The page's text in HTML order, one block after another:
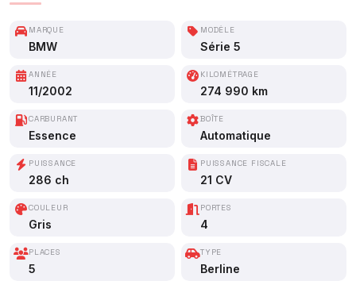
MARQUE
BMW
MODÈLE
Série 5
ANNÉE
11/2002
KILOMÉTRAGE
274 990 km
CARBURANT
Essence
BOÎTE
Automatique
PUISSANCE
286 ch
PUISSANCE FISCALE
21 CV
COULEUR
Gris
PORTES
4
PLACES
5
TYPE
Berline